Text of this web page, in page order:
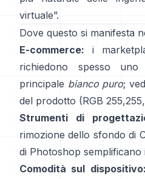
virtuale”.
Dove questo si manifesta
E-commerce: i
richiedono spesso uno
principale bianco puro;
del prodotto (RGB
Strumenti di
rimozione dello sfondo di
di Photoshop semplificano
Comodità sul dispositivo: